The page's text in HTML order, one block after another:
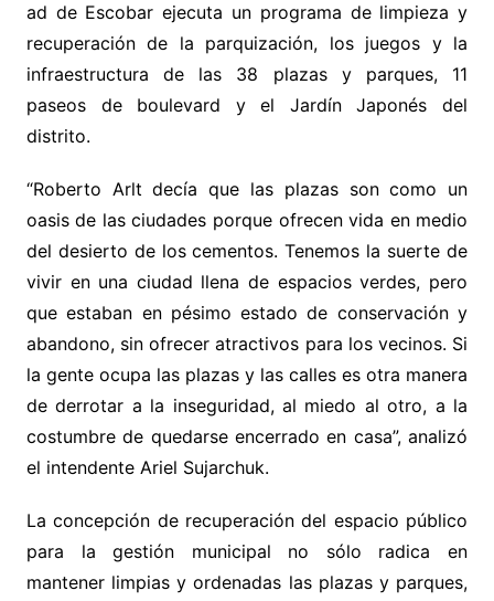
ad de Escobar ejecuta un programa de limpieza y
recuperación de la parquización, los juegos y la
infraestructura de las 38 plazas y parques, 11
paseos de boulevard y el Jardín Japonés del
distrito.
“Roberto Arlt decía que las plazas son como un
oasis de las ciudades porque ofrecen vida en medio
del desierto de los cementos. Tenemos la suerte de
vivir en una ciudad llena de espacios verdes, pero
que estaban en pésimo estado de conservación y
abandono, sin ofrecer atractivos para los vecinos. Si
la gente ocupa las plazas y las calles es otra manera
de derrotar a la inseguridad, al miedo al otro, a la
costumbre de quedarse encerrado en casa”, analizó
el intendente Ariel Sujarchuk.
La concepción de recuperación del espacio público
para la gestión municipal no sólo radica en
mantener limpias y ordenadas las plazas y parques,